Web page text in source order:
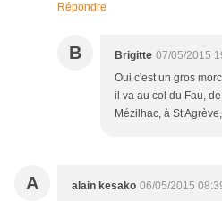
Répondre
B Brigitte 07/05/2015
Oui c'est un gros
il va au col du Fau,
Mézilhac, à St
A alain kesako 06/05/2015